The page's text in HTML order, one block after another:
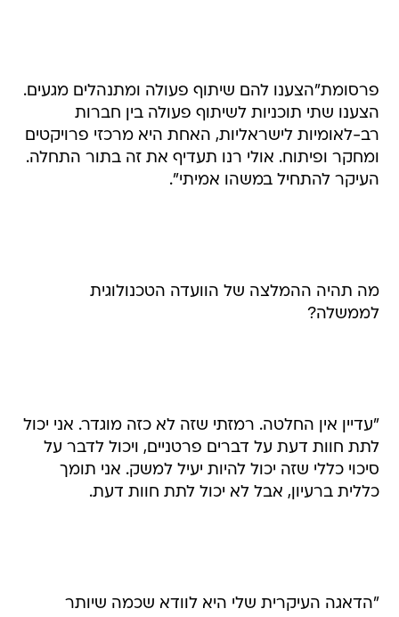
פרסומת"הצענו להם שיתוף פעולה ומתנהלים מגעים.
הצענו שתי תוכניות לשיתוף פעולה בין חברות
רב-לאומיות לישראליות, האחת היא מרכזי פרויקטים
ומחקר ופיתוח. אולי רנו תעדיף את זה בתור התחלה.
העיקר להתחיל במשהו אמיתי".
מה תהיה ההמלצה של הוועדה הטכנולוגית
לממשלה?
"עדיין אין החלטה. רמזתי שזה לא כזה מוגדר. אני יכול
לתת חוות דעת על דברים פרטניים, ויכול לדבר על
סיכוי כללי שזה יכול להיות יעיל למשק. אני תומך
כללית ברעיון, אבל לא יכול לתת חוות דעת.
"הדאגה העיקרית שלי היא לוודא שכמה שיותר